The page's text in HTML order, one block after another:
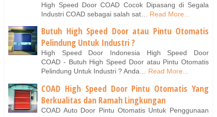
High Speed Door COAD Cocok Dipasang di Segala
Industri COAD sebagai salah sat…
Read More...
Butuh High Speed Door atau Pintu Otomatis
Pelindung Untuk Industri ?
High Speed Door Indonesia High Speed Door
COAD - Butuh High Speed Door atau Pintu Otomatis
Pelindung Untuk Industri ? Anda…
Read More...
COAD High Speed Door Pintu Otomatis Yang
Berkualitas dan Ramah Lingkungan
COAD Auto Door Pintu Otomatis Untuk Penggunaan